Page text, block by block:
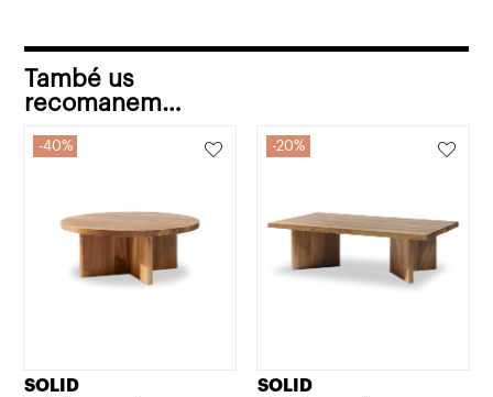
També us
recomanem…
40%
SOLID
20%
SOLID